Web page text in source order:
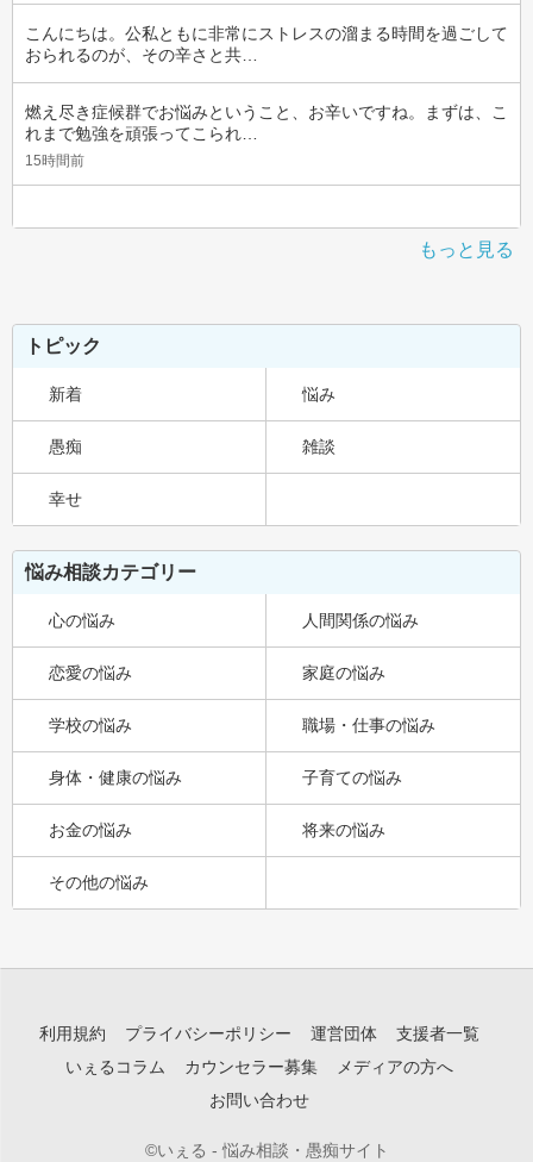
こんにちは。公私ともに非常にストレスの溜まる時間を過ごして
おられるのが、その辛さと共…
燃え尽き症候群でお悩みということ、お辛いですね。まずは、こ
れまで勉強を頑張ってこられ…
15時間前
もっと見る
トピック
新着 悩み
愚痴 雑談
幸せ
悩み相談カテゴリー
心の悩み 人間関係の悩み
恋愛の悩み 家庭の悩み
学校の悩み 職場・仕事の悩み
身体・健康の悩み 子育ての悩み
お金の悩み 将来の悩み
その他の悩み
利用規約 プライバシーポリシー 運営団体
支援者一覧
いぇるコラム
カウンセラー募集
メディアの方へ
お問い合わせ
©いぇる - 悩み相談・愚痴サイト